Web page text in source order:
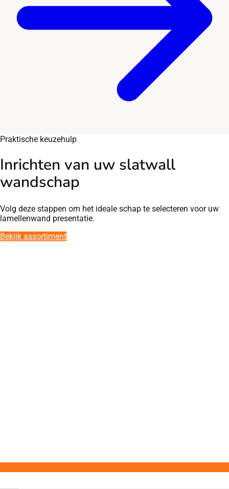
Praktische keuzehulp
Inrichten van uw slatwall
wandschap
Volg deze stappen om het ideale schap te selecteren voor uw
lamellenwand presentatie.
Bekijk assortiment